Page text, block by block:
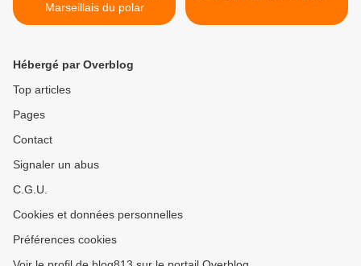
Marseillais du polar
Hébergé par Overblog
Top articles
Pages
Contact
Signaler un abus
C.G.U.
Cookies et données personnelles
Préférences cookies